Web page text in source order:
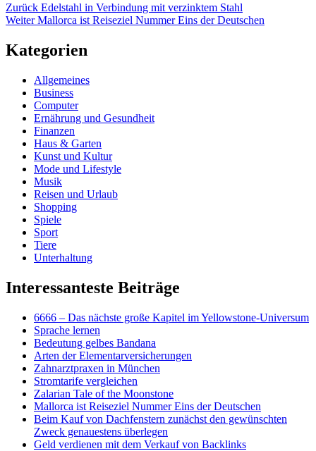
Beitragsnavigation
Zurück Vorheriger
Beitrag:
Edelstahl in Verbindung mit verzinktem Stahl
Weiter Nächster
Mallorca ist Reiseziel Nummer Eins der Deutschen
Kategorien
Allgemeines
Business
Computer
Ernährung und Gesundheit
Finanzen
Haus & Garten
Kunst und Kultur
Mode und Lifestyle
Musik
Reisen und Urlaub
Shopping
Spiele
Sport
Tiere
Unterhaltung
Interessanteste Beiträge
6666 – Das nächste große Kapitel im Yellowstone-Universum
Sprache lernen
Bedeutung gelbes Bandana
Arten der Elementarversicherungen
Zahnarztpraxen in München
Stromtarife vergleichen
Zalarian Tale of the Moonstone
Mallorca ist Reiseziel Nummer Eins der Deutschen
Beim Kauf von Dachfenstern zunächst den gewünschten
Zweck genauestens überlegen
Geld verdienen mit dem Verkauf von Backlinks